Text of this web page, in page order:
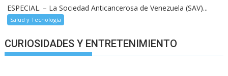
ESPECIAL. – La Sociedad Anticancerosa de Venezuela (SAV)...
Salud y Tecnología
CURIOSIDADES Y ENTRETENIMIENTO